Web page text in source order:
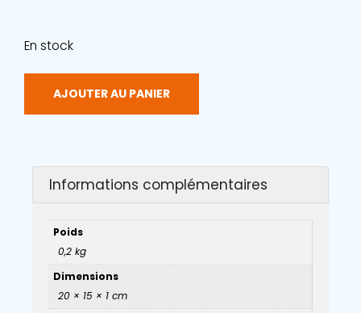
En stock
AJOUTER AU PANIER
Informations complémentaires
Poids
0,2 kg
Dimensions
20 × 15 × 1 cm